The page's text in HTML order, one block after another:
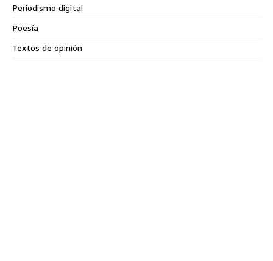
Periodismo digital
Poesía
Textos de opinión